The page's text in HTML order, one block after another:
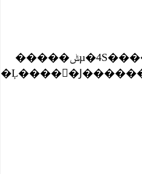
�����ݰµ�4S���������Ա��ʾ��Ŀǰ�����ִ��5̨R8��Ϊ9��1�մ���������˰�ϵ���ǰ���س��ͣ�����ڰµϵ������ͼ۸��������������������������ѡ�����㳵